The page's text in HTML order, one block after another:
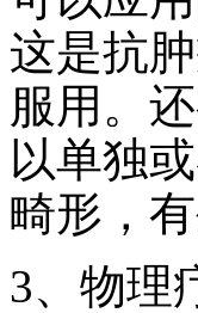
这是抗
服用。
以单独
畸形，
3、物理